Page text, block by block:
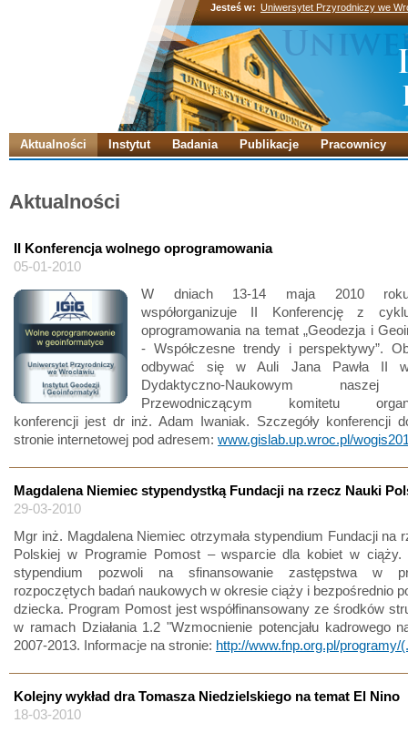
Jesteś w: Uniwersytet Przyrodniczy we
Aktualności Instytut Badania Publikacje Pracownicy
Aktualności
II Konferencja wolnego oprogramowania
05-01-2010
W dniach 13-14 maja 2010
współorganizuje II Konferencję z
oprogramowania na temat „Geodezja i
- Współczesne trendy i perspektywy”.
odbywać się w Auli Jana Pawła II
Dydaktyczno-Naukowym naszej
Przewodniczącym komitetu
konferencji jest dr inż. Adam Iwaniak. Szczegóły konferencji
stronie internetowej pod adresem: www.gislab.up.wroc.pl/
Magdalena Niemiec stypendystką Fundacji na rzecz Nauki
29-03-2010
Mgr inż. Magdalena Niemiec otrzymała stypendium Fundacji na
Polskiej w Programie Pomost – wsparcie dla kobiet w ciąży.
stypendium pozwoli na sfinansowanie zastępstwa w
rozpoczętych badań naukowych w okresie ciąży i bezpośrednio
dziecka. Program Pomost jest współfinansowany ze środków
w ramach Działania 1.2 "Wzmocnienie potencjału kadrowego
2007-2013. Informacje na stronie: http://www.fnp.org.pl/programy/
Kolejny wykład dra Tomasza Niedzielskiego na temat El Nino
18-03-2010